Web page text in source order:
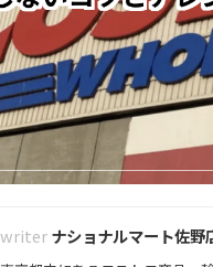
ナショナルマート佐野